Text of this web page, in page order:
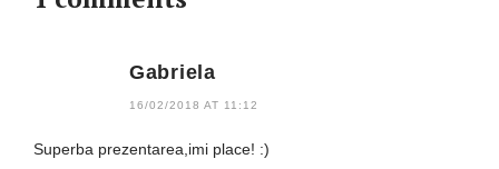
Gabriela
16/02/2018 AT 11:12
Superba prezentarea,imi place! :)